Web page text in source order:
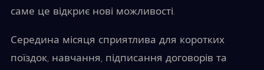
саме це відкриє нові можливості.
Середина місяця сприятлива для коротких
поїздок, навчання, підписання договорів та